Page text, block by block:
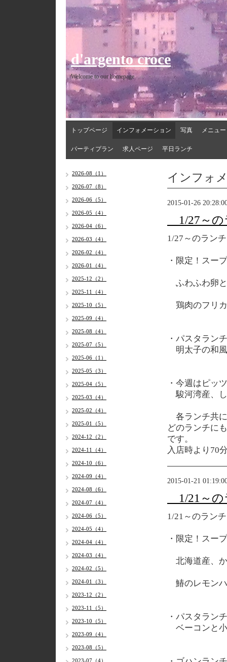
d'argento croce
Welcome to our homepage
トップページ インフォメーション 写真 メニュー
パーティプラン 求人ページ 平日ランチ
インフォ
2015-01-26
1/27～の
1/27 ～のラン
・限定！スー
ふわふわ卵
鶏肉のフリ
・パスタランチ
明太子の和
・今週はピッ
駿河湾産、
各ランチ共
どのランチに
です。
入店時より70
2015-01-21
1/21～の
1/21 ～のラン
・限定！スー
北海道産、
鰆のレモン
・パスタランチ
ベーコンと
2026-08（1）
2026-07（8）
2026-06（5）
2026-05（4）
2026-04（6）
2026-03（4）
2026-02（4）
2026-01（4）
2025-12（2）
2025-11（4）
2025-10（5）
2025-09（4）
2025-08（4）
2025-07（5）
2025-06（1）
2025-05（3）
2025-04（5）
2025-03（4）
2025-02（4）
2025-01（5）
2024-12（2）
2024-11（4）
2024-10（6）
2024-09（4）
2024-08（6）
2024-07（4）
2024-06（5）
2024-05（4）
2024-04（4）
2024-03（4）
2024-02（5）
2024-01（3）
2023-12（2）
2023-11（5）
2023-10（5）
2023-09（4）
2023-08（5）
2023-07（4）